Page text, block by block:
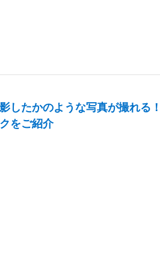
したかのような写真が撮れる
をご紹介